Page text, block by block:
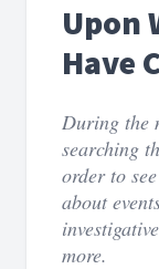
Upon
Have
During the
searching
order to
about
more.